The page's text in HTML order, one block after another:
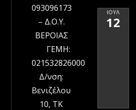
093096173
– Δ.Ο.Υ.
ΒΕΡΟΙΑΣ
ΓΕΜΗ:
021532826000
Δ/νση:
Βενιζέλου
10, ΤΚ
ΙΟΎΛ
12